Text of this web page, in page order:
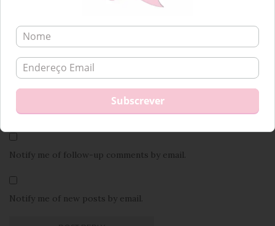
Notify me of follow-up comments by email.
Notify me of new posts by email.